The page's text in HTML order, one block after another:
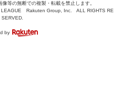
等の無断での複製・転載を禁止します。
LEAGUE Rakuten Group, Inc. ALL RIGHTS RE
SERVED.
by